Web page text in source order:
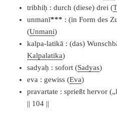
tribhiḥ : durch (diese) drei (
unmanī*** : (in Form des
(Unmani)
kalpa-latikā : (das)
Kalpalatika)
sadyaḥ : sofort (Sadyas)
eva : gewiss (Eva)
pravartate : sprießt hervor
|| 104 ||